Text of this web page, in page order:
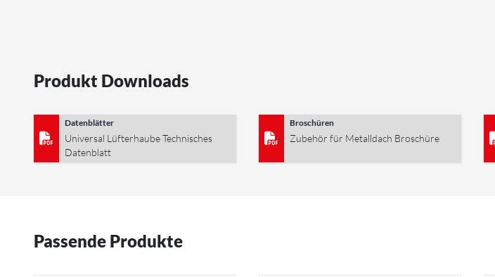
Produkt Downloads
Datenblätter
Universal Lüfterhaube Technisches
Datenblatt
Broschüren
Zubehör für Metalldach Broschüre
Passende Produkte